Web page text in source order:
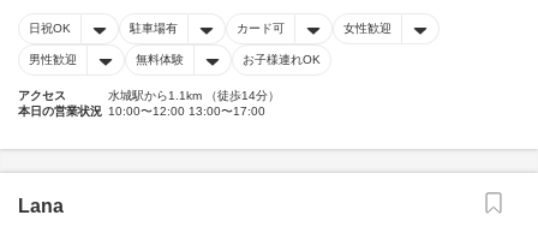
日祝OK 駐車場有 カード可 女性歓迎
男性歓迎 無料体験 お子様連れOK
アクセス
水城駅から1.1km （徒歩14分）
本日の営業状況 10:00〜12:00 13:00〜17:00
Lana